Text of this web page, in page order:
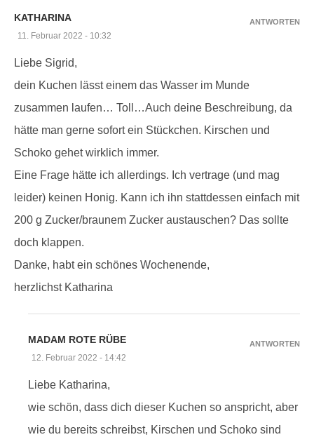
KATHARINA
11. Februar 2022 - 10:32
Liebe Sigrid,
dein Kuchen lässt einem das Wasser im Munde
zusammen laufen… Toll…Auch deine Beschreibung, da
hätte man gerne sofort ein Stückchen. Kirschen und
Schoko gehet wirklich immer.
Eine Frage hätte ich allerdings. Ich vertrage (und mag
leider) keinen Honig. Kann ich ihn stattdessen einfach mit
200 g Zucker/braunem Zucker austauschen? Das sollte
doch klappen.
Danke, habt ein schönes Wochenende,
herzlichst Katharina
ANTWORTEN
MADAM ROTE RÜBE
12. Februar 2022 - 14:42
Liebe Katharina,
wie schön, dass dich dieser Kuchen so anspricht, aber
wie du bereits schreibst, Kirschen und Schoko sind
ANTWORTEN